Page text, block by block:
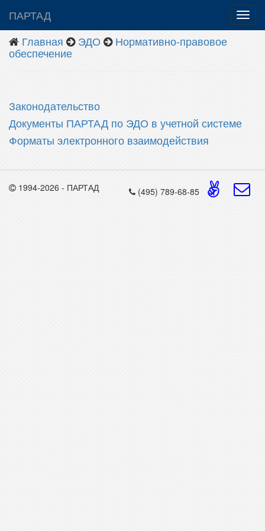
ПАРТАД
Главная
ЭДО Нормативно-правовое
обеспечение
Законодательство
Документы ПАРТАД по ЭДО в учетной системе
Форматы электронного взаимодействия
1994-2026 - ПАРТАД (495) 789-68-85